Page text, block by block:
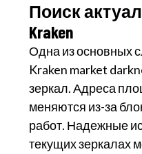
Поиск
Kraken
Одна из основных
Kraken market
зеркал. Адреса
меняются из-за
работ. Надежные
текущих зеркалах